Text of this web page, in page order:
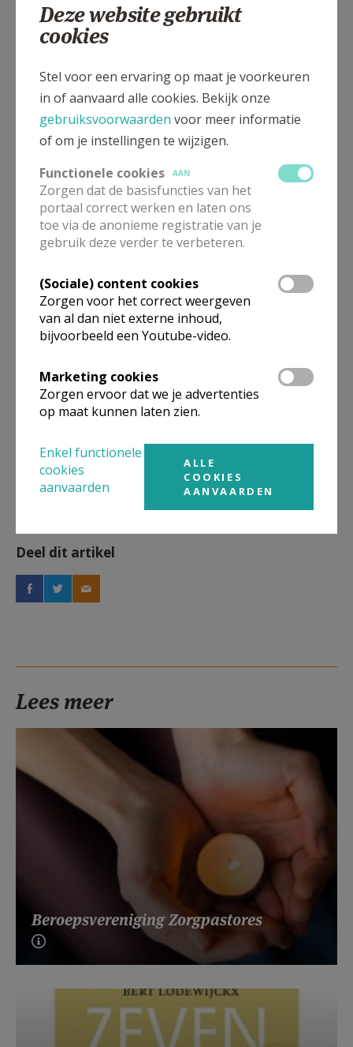
affiche © Kleopas
Gepubliceerd door
Meer
Deel dit artikel
Lees meer
Beroepsvereniging Zorgpastores
Deze website gebruikt
cookies
Stel voor een ervaring op maat je voorkeuren
in of aanvaard alle cookies. Bekijk onze
gebruiksvoorwaarden voor meer informatie
of om je instellingen te wijzigen.
Functionele cookies
AAN
Zorgen dat de basisfuncties van het
portaal correct werken en laten ons
toe via de anonieme registratie van je
gebruik deze verder te verbeteren.
(Sociale) content cookies
Zorgen voor het correct weergeven
van al dan niet externe inhoud,
bijvoorbeeld een Youtube-video.
Marketing cookies
Zorgen ervoor dat we je advertenties
op maat kunnen laten zien.
Enkel functionele
cookies
aanvaarden
ALLE
COOKIES
AANVAARDEN